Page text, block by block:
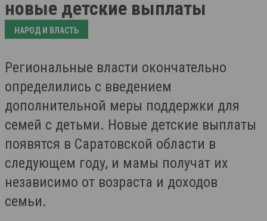
новые детские выплаты
НАРОД И ВЛАСТЬ
Региональные власти окончательно
определились с введением
дополнительной меры поддержки для
семей с детьми. Новые детские выплаты
появятся в Саратовской области в
следующем году, и мамы получат их
независимо от возраста и доходов
семьи.